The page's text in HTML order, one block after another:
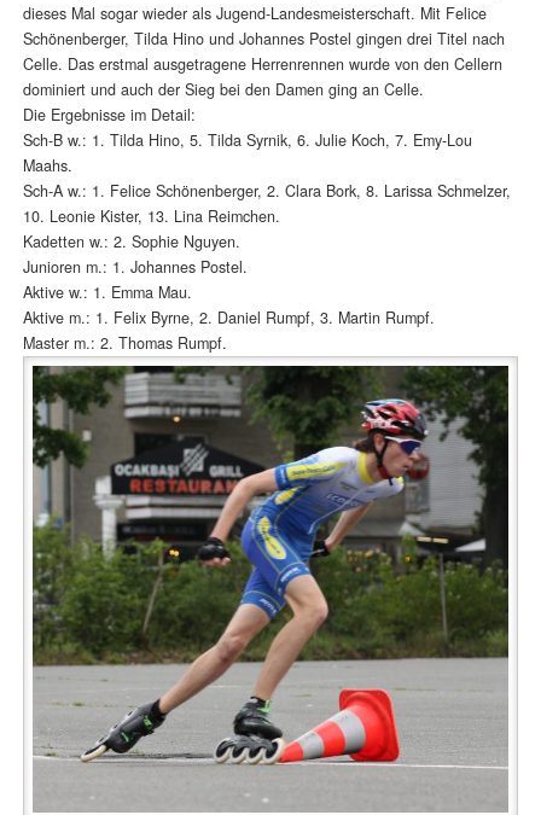
dieses Mal sogar wieder als Jugend-Landesmeisterschaft. Mit Felice
Schönenberger, Tilda Hino und Johannes Postel gingen drei Titel nach
Celle. Das erstmal ausgetragene Herrenrennen wurde von den Cellern
dominiert und auch der Sieg bei den Damen ging an Celle.
Die Ergebnisse im Detail:
Sch-B w.: 1. Tilda Hino, 5. Tilda Syrnik, 6. Julie Koch, 7. Emy-Lou
Maahs.
Sch-A w.: 1. Felice Schönenberger, 2. Clara Bork, 8. Larissa Schmelzer,
10. Leonie Kister, 13. Lina Reimchen.
Kadetten w.: 2. Sophie Nguyen.
Junioren m.: 1. Johannes Postel.
Aktive w.: 1. Emma Mau.
Aktive m.: 1. Felix Byrne, 2. Daniel Rumpf, 3. Martin Rumpf.
Master m.: 2. Thomas Rumpf.